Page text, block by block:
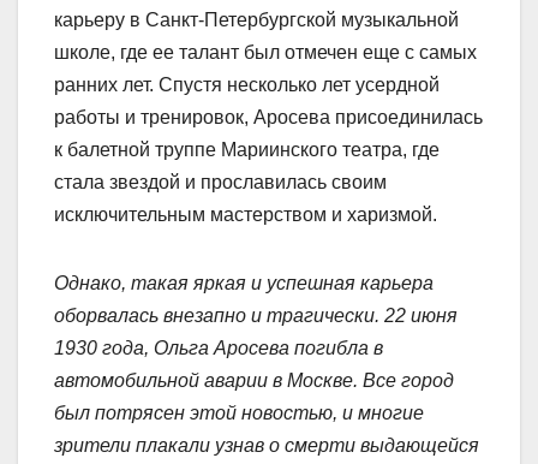
карьеру в Санкт-Петербургской музыкальной
школе, где ее талант был отмечен еще с самых
ранних лет. Спустя несколько лет усердной
работы и тренировок, Аросева присоединилась
к балетной труппе Мариинского театра, где
стала звездой и прославилась своим
исключительным мастерством и харизмой.
Однако, такая яркая и успешная карьера
оборвалась внезапно и трагически. 22 июня
1930 года, Ольга Аросева погибла в
автомобильной аварии в Москве. Все город
был потрясен этой новостью, и многие
зрители плакали узнав о смерти выдающейся